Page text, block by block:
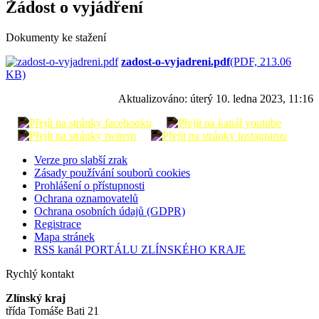
Žádost o vyjádření
Dokumenty ke stažení
zadost-o-vyjadreni.pdf(PDF, 213.06
KB)
Aktualizováno: úterý 10. ledna 2023, 11:16
Verze pro slabší zrak
Zásady používání souborů cookies
Prohlášení o přístupnosti
Ochrana oznamovatelů
Ochrana osobních údajů (GDPR)
Registrace
Mapa stránek
RSS kanál PORTÁLU ZLÍNSKÉHO KRAJE
Rychlý kontakt
Zlínský kraj
třída Tomáše Bati 21